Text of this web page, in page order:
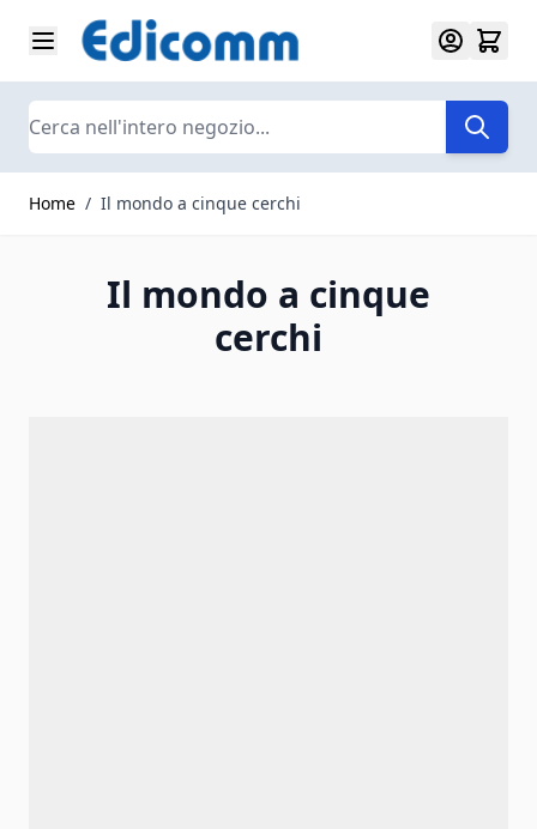
Salta al contenuto
Search
Home / Il mondo a cinque cerchi
Il mondo a cinque
cerchi